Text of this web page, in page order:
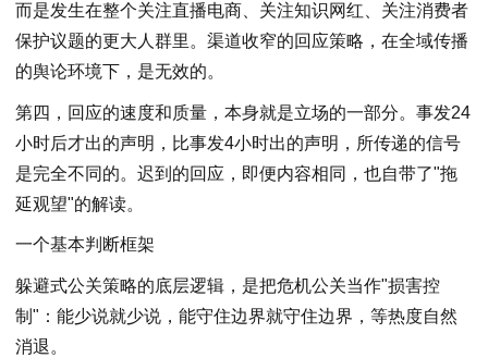
而是发生在整个关注直播电商、关注知识网红、关注消费者
保护议题的更大人群里。渠道收窄的回应策略，在全域传播
的舆论环境下，是无效的。
第四，回应的速度和质量，本身就是立场的一部分。事发24
小时后才出的声明，比事发4小时出的声明，所传递的信号
是完全不同的。迟到的回应，即便内容相同，也自带了"拖
延观望"的解读。
一个基本判断框架
躲避式公关策略的底层逻辑，是把危机公关当作"损害控
制"：能少说就少说，能守住边界就守住边界，等热度自然
消退。